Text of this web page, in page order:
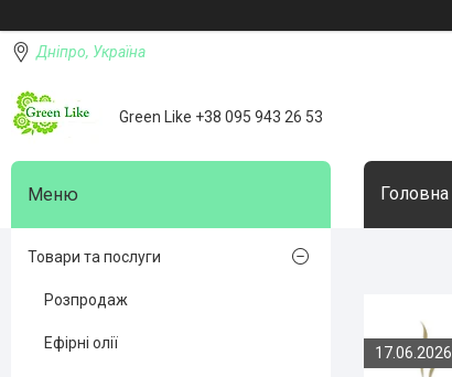
Дніпро, Україна
Green Like +38 095 943 26 53
Головна
17.06.2026
Товари та послуги
Розпродаж
Ефірні олії